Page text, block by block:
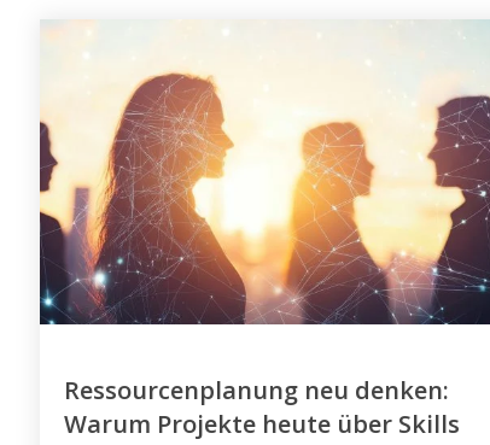
Ressourcenplanung neu denken:
Warum Projekte heute über Skills